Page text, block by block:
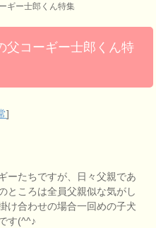
ギー士郎くん特集
父コーギー士郎くん特
]
ーたちですが、日々父親であ
ところは全員父親似な気がし
け合わせの場合一回めの子犬
す(^^♪